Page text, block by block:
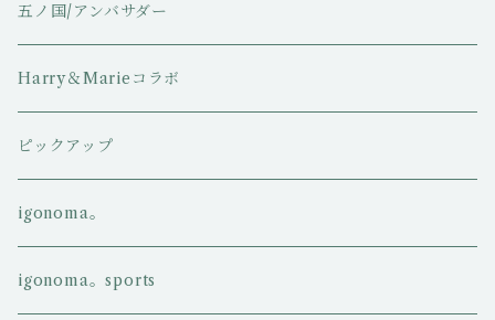
五ノ国/アンバサダー
Harry＆Marieコラボ
ピックアップ
igonoma。
igonoma。sports